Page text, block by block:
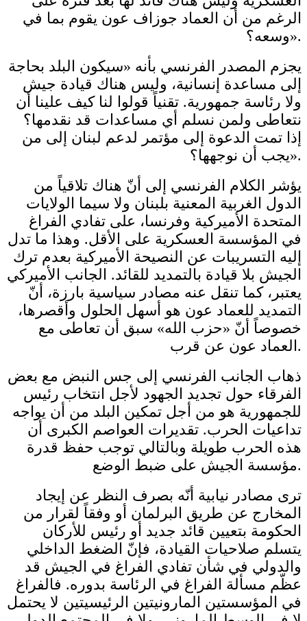
الرغم من أن العماد جوزاف عون يقوم بما في
وسعه؟».
يجزم المصدر الفرنسي بأنه «سيكون البلد بحاجة
إلى مساعدة إنسانية، وليس هناك قيادة جيش
ولا رئاسة جمهورية. تقنياً قولوا لنا كيف علينا أن
نتعاطى ولمن نسلم أي مساعدات قد نقدمها؟
إذا تمت الدعوة إلى مؤتمر لدعم لبنان إلى من
يجب أن نوجهها؟».
يؤشر الكلام الفرنسي إلى أنّ هناك تلاقياً من
الدول الغربية المعنية بلبنان ولا سيما الولايات
المتحدة الأميركية وفرنسا، على تفادي الفراغ
في المؤسسة العسكرية على الأقل. وهذا ما تدل
إليه التسريبات عن النصيحة الأميركية بعدم ترك
الجيش بلا قيادة بالتمديد للقائد. الجانب الأميركي
يعتبر، كما تنقل عنه مصادر سياسية بارزة، أنّ
التمديد للعماد عون هو أسهل الحلول وأقصرها،
خصوصاً أنّ «حزب الله» سبق أن تعاطى مع
العماد عون عن قرب.
ذهاب الجانب الفرنسي إلى جس النبض مع بعض
الفرقاء حول تجديد الجهود لأجل انتخاب رئيس
للجمهورية هو من أجل تمكين البلد من أن يواجه
تداعيات الحرب. تقديرات العواصم الكبرى أن
هذه الحرب طويلة وبالتالي توجب حفظ قدرة
مؤسسة الجيش على ضبط الوضع.
ترى مصادر نيابية أنّه بصرف النظر عن إيجاد
المخارج عن طريق البرلمان أو وفقاً لقرار من
الحكومة بتعيين قائد جديد أو رئيس للأركان
يتسلم صلاحيات القيادة، فإنّ الضغط الداخلي
والدولي في شأن تفادي الفراغ في الجيش قد
عظّم مسألة الفراغ في الرئاسة بدوره. فالفراغ
في المؤسستين المارونيتين الرئيسيتين لا يحتمل